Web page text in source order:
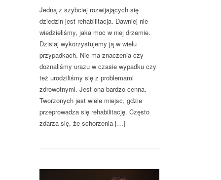
Jedną z szybciej rozwijających się
dziedzin jest rehabilitacja. Dawniej nie
wiedzieliśmy, jaka moc w niej drzemie.
Dzisiaj wykorzystujemy ją w wielu
przypadkach. Nie ma znaczenia czy
doznaliśmy urazu w czasie wypadku czy
też urodziliśmy się z problemami
zdrowotnymi. Jest ona bardzo cenna.
Tworzonych jest wiele miejsc, gdzie
przeprowadza się rehabilitację. Często
zdarza się, że schorzenia […]